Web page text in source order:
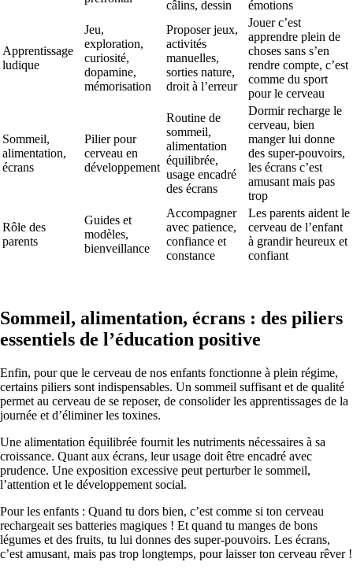
câlins, dessin émotions
Apprentissage
ludique
Jeu,
exploration,
curiosité,
dopamine,
mémorisation
Proposer jeux,
activités
manuelles,
sorties nature,
droit à l’erreur
Jouer c’est
apprendre plein de
choses sans s’en
rendre compte, c’est
comme du sport
pour le cerveau
Sommeil,
alimentation,
écrans
Pilier pour
cerveau en
développement
Routine de
sommeil,
alimentation
équilibrée,
usage encadré
des écrans
Dormir recharge le
cerveau, bien
manger lui donne
des super-pouvoirs,
les écrans c’est
amusant mais pas
trop
Rôle des
parents
Guides et
modèles,
bienveillance
Accompagner
avec patience,
confiance et
constance
Les parents aident le
cerveau de l’enfant
à grandir heureux et
confiant
Sommeil, alimentation, écrans : des piliers
essentiels de l’éducation positive
Enfin, pour que le cerveau de nos enfants fonctionne à plein régime,
certains piliers sont indispensables. Un sommeil suffisant et de qualité
permet au cerveau de se reposer, de consolider les apprentissages de la
journée et d’éliminer les toxines.
Une alimentation équilibrée fournit les nutriments nécessaires à sa
croissance. Quant aux écrans, leur usage doit être encadré avec
prudence. Une exposition excessive peut perturber le sommeil,
l’attention et le développement social.
Pour les enfants : Quand tu dors bien, c’est comme si ton cerveau
rechargeait ses batteries magiques ! Et quand tu manges de bons
légumes et des fruits, tu lui donnes des super-pouvoirs. Les écrans,
c’est amusant, mais pas trop longtemps, pour laisser ton cerveau rêver !